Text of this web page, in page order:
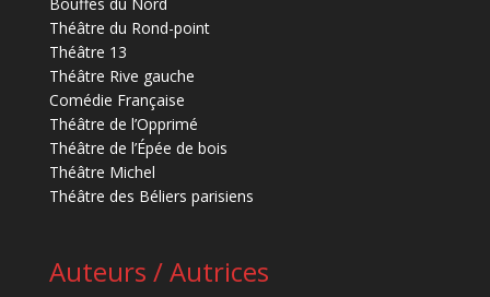
Bouffes du Nord
Théâtre du Rond-point
Théâtre 13
Théâtre Rive gauche
Comédie Française
Théâtre de l’Opprimé
Théâtre de l’Épée de bois
Théâtre Michel
Théâtre des Béliers parisiens
Auteurs / Autrices